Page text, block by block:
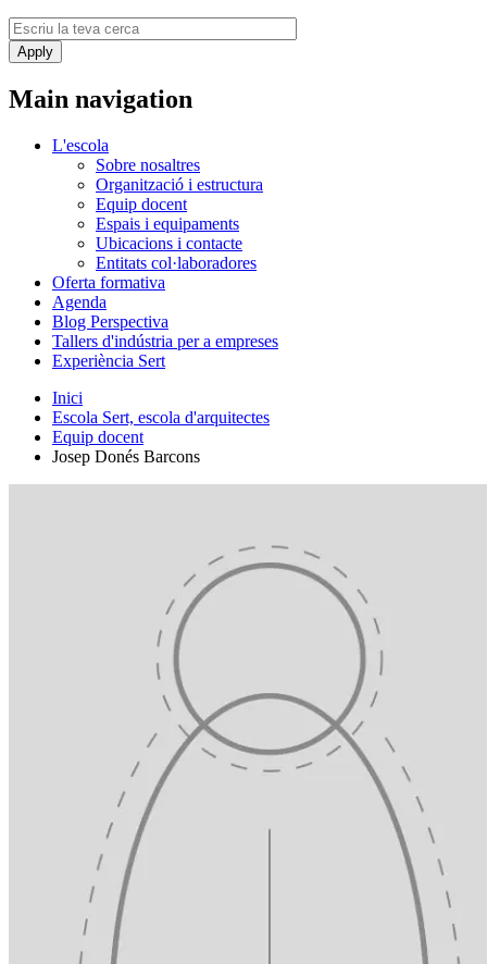
Main navigation
L'escola
Sobre nosaltres
Organització i estructura
Equip docent
Espais i equipaments
Ubicacions i contacte
Entitats col·laboradores
Oferta formativa
Agenda
Blog Perspectiva
Tallers d'indústria per a empreses
Experiència Sert
Inici
Escola Sert, escola d'arquitectes
Equip docent
Josep Donés Barcons